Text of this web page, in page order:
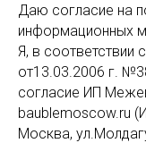
Даю согласие на
информационных
Я, в соответствии
от13.03.2006 г.
согласие ИП
baublemoscow.ru
Москва,